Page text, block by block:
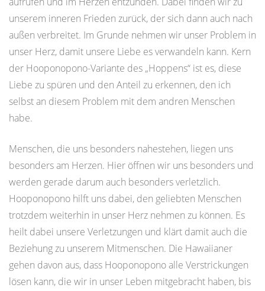
unserem inneren Frieden zurück, der sich dann auch nach
außen verbreitet. Im Grunde nehmen wir unser Problem in
unser Herz, damit unsere Liebe es verwandeln kann. Kern
der Hooponopono-Variante des „Hoppens“ ist es, diese
Liebe zu spüren und den Anteil zu erkennen, den ich
selbst an diesem Problem mit dem andren Menschen
habe.
Menschen, die uns besonders nahestehen, liegen uns
besonders am Herzen. Hier öffnen wir uns besonders und
werden gerade darum auch besonders verletzlich.
Hooponopono hilft uns dabei, den geliebten Menschen
trotzdem weiterhin in unser Herz nehmen zu können. Es
heilt dabei unsere Verletzungen und klärt damit auch die
Beziehung zu unserem Mitmenschen. Die Hawaiianer
gehen davon aus, dass Hooponopono alle Verstrickungen
lösen kann, die wir in unser Leben mitgebracht haben, bis